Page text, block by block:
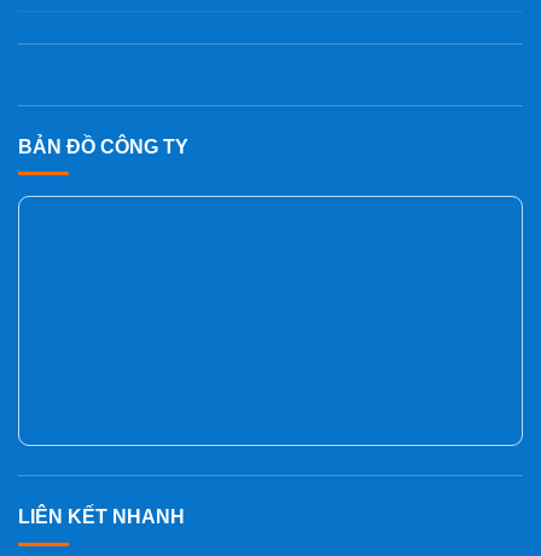
BẢN ĐỒ CÔNG TY